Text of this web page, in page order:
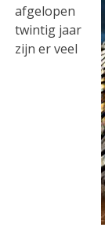
afgelopen
twintig jaar
zijn er veel